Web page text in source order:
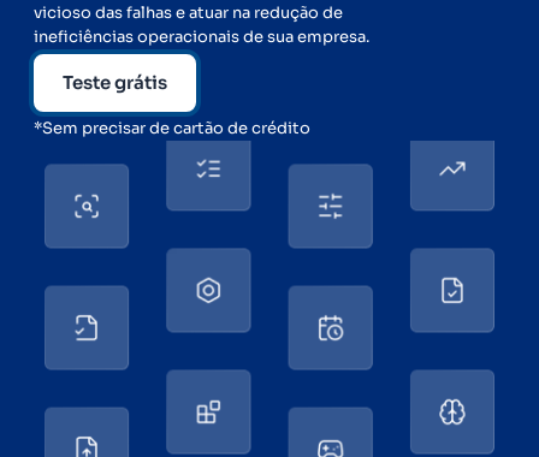
vicioso das falhas e atuar na redução de
ineficiências operacionais de sua empresa.
Teste grátis
*Sem precisar de cartão de crédito